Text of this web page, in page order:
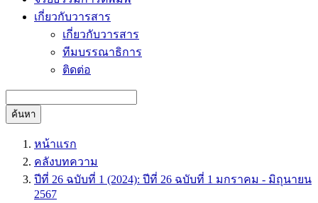
เกี่ยวกับวารสาร
เกี่ยวกับวารสาร
ทีมบรรณาธิการ
ติดต่อ
ค้นหา
หน้าแรก
คลังบทความ
ปีที่ 26 ฉบับที่ 1 (2024): ปีที่ 26 ฉบับที่ 1 มกราคม - มิถุนายน
2567